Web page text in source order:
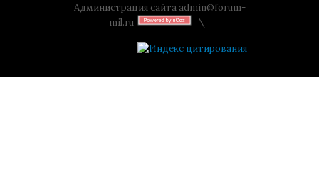
Администрация сайта admin@forum-
mil.ru